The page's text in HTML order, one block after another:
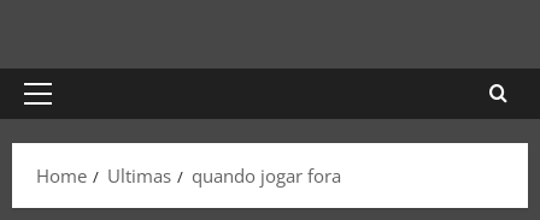
Home Ultimas quando jogar fora